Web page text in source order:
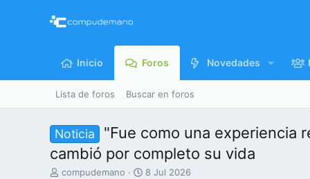
Inicio Foros Novedades
Lista de foros Buscar en foros
Noticia
"Fue como una experiencia
cambió por completo su vida
Icompudemano
F
8 Jul 2026